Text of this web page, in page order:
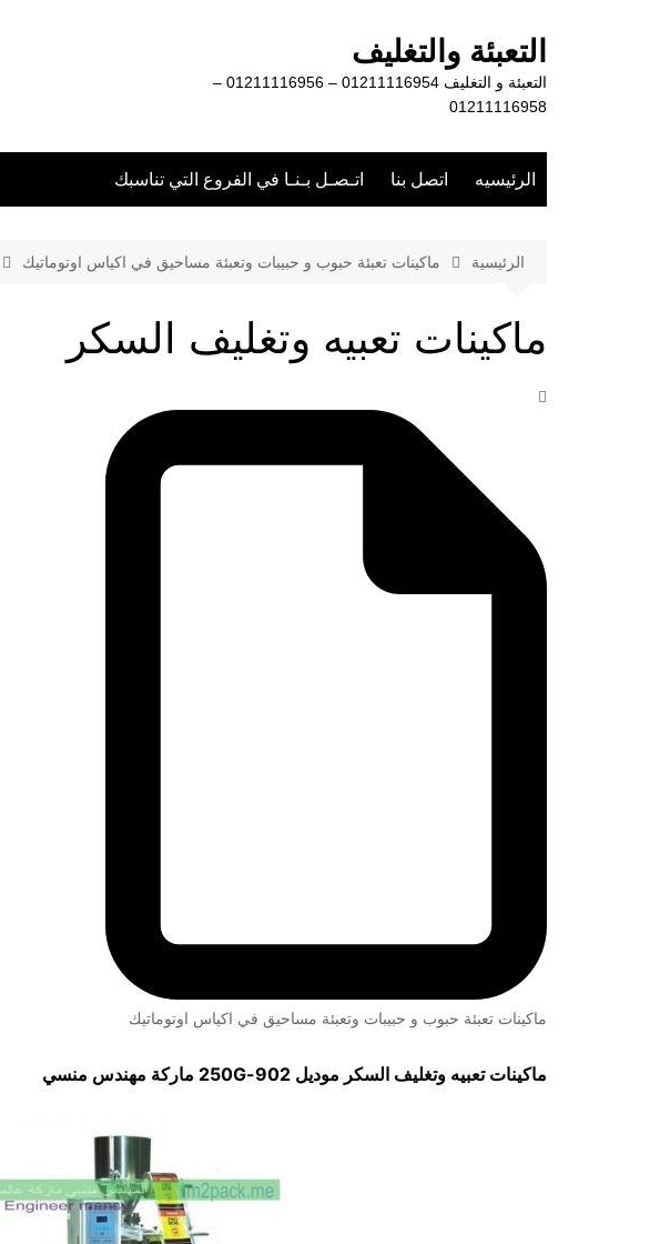
التعبئة والتغليف
التعبئة و التغليف 01211116954 – 01211116956 –
01211116958
الرئيسيه اتصل بنا اتـصـل بـنـا في الفروع التي تناسبك
الرئيسية ماكينات تعبئة حبوب و حبيبات وتعبئة مساحيق في اكياس اوتوماتيك
ماكينات تعبيه وتغليف السكر
ماكينات تعبئة حبوب و حبيبات وتعبئة مساحيق في اكياس اوتوماتيك
ماكينات تعبيه وتغليف السكر موديل 902-250G ماركة مهندس منسي